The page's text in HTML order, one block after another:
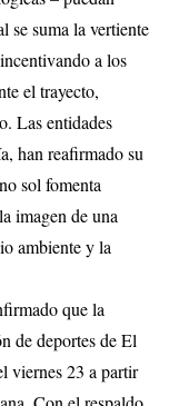
se suma la vertiente
a los
el trayecto,
Las entidades
han reafirmado su
sol fomenta
imagen de una
ambiente y la
que la
de deportes de El
viernes 23 a partir